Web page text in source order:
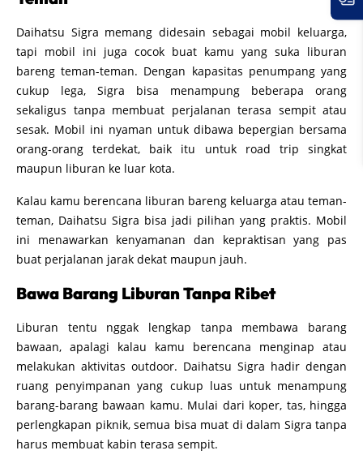
Daihatsu Sigra memang didesain sebagai mobil keluarga,
tapi mobil ini juga cocok buat kamu yang suka liburan
bareng teman-teman. Dengan kapasitas penumpang yang
cukup lega, Sigra bisa menampung beberapa orang
sekaligus tanpa membuat perjalanan terasa sempit atau
sesak. Mobil ini nyaman untuk dibawa bepergian bersama
orang-orang terdekat, baik itu untuk road trip singkat
maupun liburan ke luar kota.
Kalau kamu berencana liburan bareng keluarga atau teman-
teman, Daihatsu Sigra bisa jadi pilihan yang praktis. Mobil
ini menawarkan kenyamanan dan kepraktisan yang pas
buat perjalanan jarak dekat maupun jauh.
Bawa Barang Liburan Tanpa Ribet
Liburan tentu nggak lengkap tanpa membawa barang
bawaan, apalagi kalau kamu berencana menginap atau
melakukan aktivitas outdoor. Daihatsu Sigra hadir dengan
ruang penyimpanan yang cukup luas untuk menampung
barang-barang bawaan kamu. Mulai dari koper, tas, hingga
perlengkapan piknik, semua bisa muat di dalam Sigra tanpa
harus membuat kabin terasa sempit.